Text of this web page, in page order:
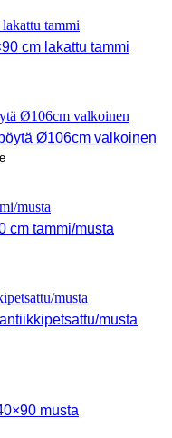
cm lakattu tammi
Ø106cm valkoinen
cm tammi/musta
musta
musta